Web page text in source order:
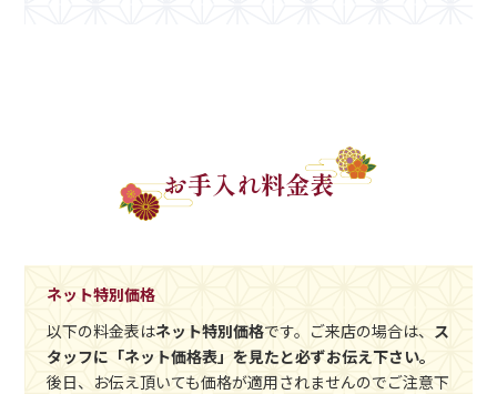
お手入れ料金表
ネット特別価格
以下の料金表はネット特別価格です。ご来店の場合は、 ス
タッフに「ネット価格表」を見たと必ずお伝え下さい。
後日、お伝え頂いても価格が適用されませんのでご注意下